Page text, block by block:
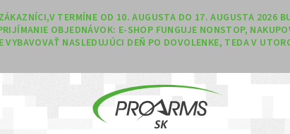
TERMÍNE OD 10. AUGUSTA DO 17. AUGUSTA 2026
OBJEDNÁVOK: E-SHOP FUNGUJE NONSTOP,
VYBAVOVAŤ NASLEDUJÚCI DEŇ PO DOVOLENKE, TEDA V